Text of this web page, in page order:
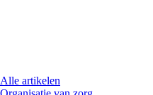
Alle artikelen